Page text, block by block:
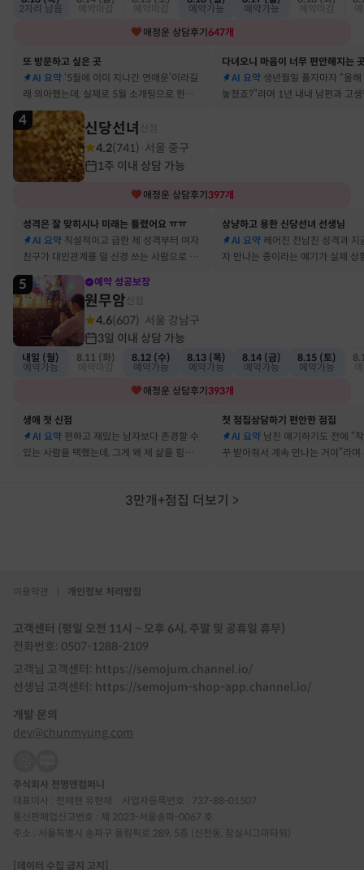
2자리 남음
예약가능
예약가능
애정운 상담후기 647개
또 방문하고 싶은 곳
AI 요약 ‘5월에 이미 지나간 연애운’이라길
래 의아했는데, 실제로 5월 소개팅으로 한참
고민했던 사람이 있었어요
다녀오니 마음이 너무 편안해지는
AI 요약 생년월일 풀자마자 “올
놓쳤죠?”라며 1년 내내 남편과 고
4 신당선녀
4.2(741) 서울 중구
1주 이내 상담 가능
애정운 상담후기 397개
성격은 잘 맞히시나 미래는 틀렸어요 ㅠㅠ
AI 요약 직설적이고 급한 제 성격부터 여자
친구가 대인관계를 덜 신경 쓰는 사람으로 바
뀔 거란 말까지 그대로 현실이 됐어요
상냥하고 용한 신당선녀 선생님
AI 요약 헤어진 전남친 성격과 지
자 만나는 중이라는 얘기가 실제 상
5 예약 성공보장
원무암
4.6(607) 서울 강남구
3일 이내 상담 가능
내일 (월)
예약가능
8.11 (화)
8.12 (수)
예약가능
8.13 (목)
예약가능
8.14 (금)
예약가능
8.15 (토)
예약가능
애정운 상담후기 393개
생애 첫 신점
AI 요약 편하고 재밌는 남자보다 존경할 수
있는 사람을 택했는데, 그게 왜 제 삶을 힘들게
첫 점집상담하기 편안한 점집
AI 요약 남친 얘기하기도 전에 “
꾸 받아줘서 계속 만나는 거야”라며
3만개+점집 더보기 >
이용약관 개인정보 처리방침
고객센터 (평일 오전 11시 ~ 오후 6시, 주말 및 공휴일 휴무)
전화번호: 0507-1288-2109
고객님 고객센터: https://semojum.channel.io/
선생님 고객센터: https://semojum-shop-app.channel.io/
개발 문의
dev@chunmyung.com
주식회사 천명앤컴퍼니
대표이사 : 전재현 유현재 사업자등록번호 : 737-88-01507
통신판매업신고번호 : 제 2023-서울송파-0067 호
주소 : 서울특별시 송파구 올림픽로 289, 5층 (신천동, 잠실시그마타워)
[데이터 수집 금지 고지]